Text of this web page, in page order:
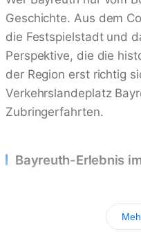
Geschichte. Aus dem
die Festspielstadt und
Perspektive, die die
der Region erst richtig
Verkehrslandeplatz
Zubringerfahrten.
Bayreuth-Erlebnis